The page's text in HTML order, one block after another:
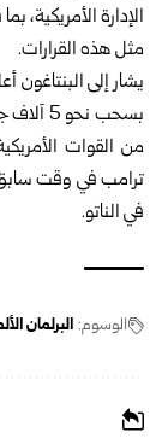
الإدارة
مثل هذه القرارات.
يشار إلى
من القوات
ترامب في وقت سابق
في الناتو.
الوسوم: البرلمان